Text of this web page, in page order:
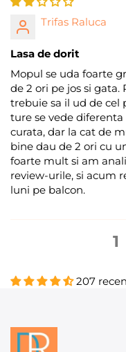
Trifas Raluca
Lasa de dorit
Mopul se uda foarte
de 2 ori pe jos si
trebuie sa il ud de cel
ture se vede diferenta
curata, dar la cat de
bine dau de 2 ori cu
foarte mult si am
review-urile, si acum
luni pe balcon.
1
207